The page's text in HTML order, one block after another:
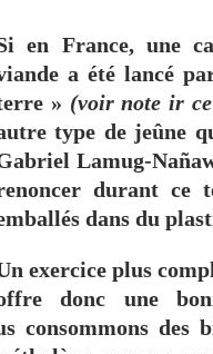
en France, une
a été lancé
» (voir note ir
type de jeûne
Lamug-
durant ce
dans du
exercice plus
donc une
consommons des